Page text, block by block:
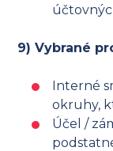
9) Vybrané
Interné
okruhy,
Účel /